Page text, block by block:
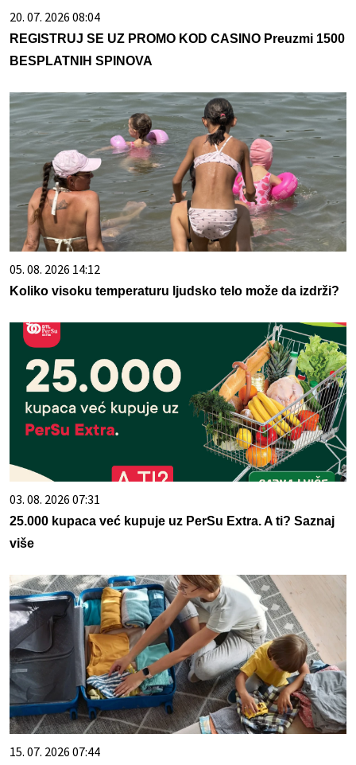
20. 07. 2026 08:04
REGISTRUJ SE UZ PROMO KOD CASINO Preuzmi 1500
BESPLATNIH SPINOVA
05. 08. 2026 14:12
Koliko visoku temperaturu ljudsko telo može da izdrži?
03. 08. 2026 07:31
25.000 kupaca već kupuje uz PerSu Extra. A ti? Saznaj
više
15. 07. 2026 07:44